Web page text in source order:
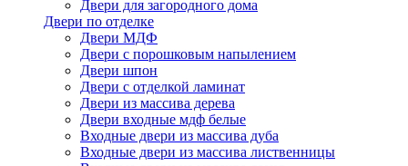
Двери для загородного дома
Двери по отделке
Двери МДФ
Двери с порошковым напылением
Двери шпон
Двери с отделкой ламинат
Двери из массива дерева
Двери входные мдф белые
Входные двери из массива дуба
Входные двери из массива лиственницы